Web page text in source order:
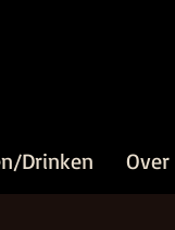
Drinken Over